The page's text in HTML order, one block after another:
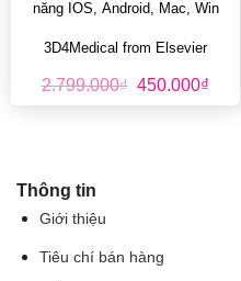
năng IOS, Android, Mac, Win
3D4Medical from Elsevier
2.799.000₫ Giá
450.000₫
Thông tin
Giới thiệu
Tiêu chí bán hàng